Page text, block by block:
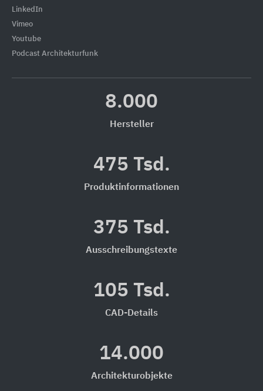
LinkedIn
Vimeo
Youtube
Podcast Architekturfunk
8.000
Hersteller
475 Tsd.
Produktinformationen
375 Tsd.
Ausschreibungstexte
105 Tsd.
CAD-Details
14.000
Architekturobjekte